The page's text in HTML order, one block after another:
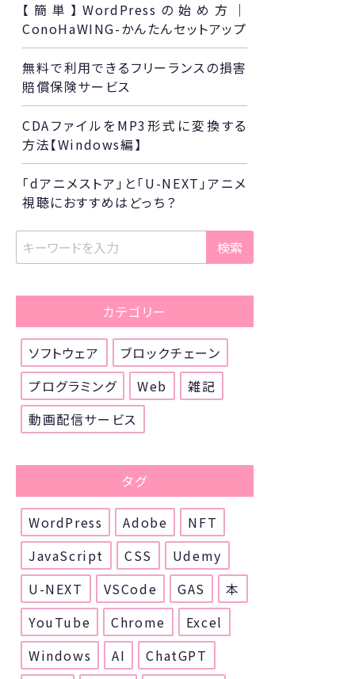
【簡単】WordPressの始め方｜
ConoHaWING-かんたんセットアップ
無料で利用できるフリーランスの損害
賠償保険サービス
CDAファイルをMP3形式に変換する
方法【Windows編】
「dアニメストア」と「U-NEXT」アニメ
視聴におすすめはどっち？
検索
カテゴリー
ソフトウェア
ブロックチェーン
プログラミング
Web
雑記
動画配信サービス
タグ
WordPress Adobe
NFT
JavaScript
CSS
Udemy
U-NEXT
VSCode GAS
本
YouTube
Chrome
Excel
Windows
AI
ChatGPT